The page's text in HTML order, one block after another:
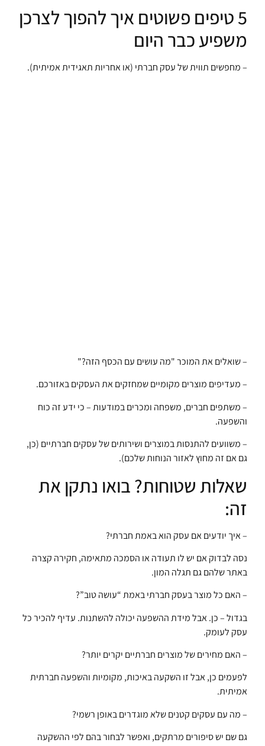
5 טיפים פשוטים איך להפוך לצרכן
משפיע כבר היום
– מחפשים תווית של עסק חברתי (או אחריות תאגידית אמיתית).
– שואלים את המוכר "מה עושים עם הכסף הזה?"
– מעדיפים מוצרים מקומיים שמחזקים את העסקים באזורכם.
– משתפים חברים, משפחה ומכרים במודעות – כי ידע זה כוח
והשפעה.
– משוועים להתנסות במוצרים ושירותים של עסקים חברתיים (כן,
גם אם זה מחוץ לאזור הנוחות שלכם).
שאלות שטוחות? בואו נתקן את
זה:
– איך יודעים אם עסק הוא באמת חברתי?
נסה לבדוק אם יש לו תעודה או הסמכה מתאימה, חקירה קצרה
באתר שלהם גם תגלה המון.
– האם כל מוצר בעסק חברתי באמת “עושה טוב”?
בגדול – כן. אבל מידת ההשפעה יכולה להשתנות. עדיף להכיר כל
עסק לעומק.
– האם מחירים של מוצרים חברתיים יקרים יותר?
לפעמים כן, אבל זו השקעה באיכות, מקומיות והשפעה חברתית
אמיתית.
– מה עם עסקים קטנים שלא מוגדרים באופן רשמי?
גם שם יש סיפורים מרתקים, ואפשר לבחור בהם לפי ההשקעה